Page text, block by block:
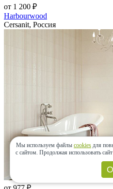
от 1 200 ₽
Harbourwood
Cersanit, Россия
Мы используем файлы cookies для
с сайтом. Продолжая использовать